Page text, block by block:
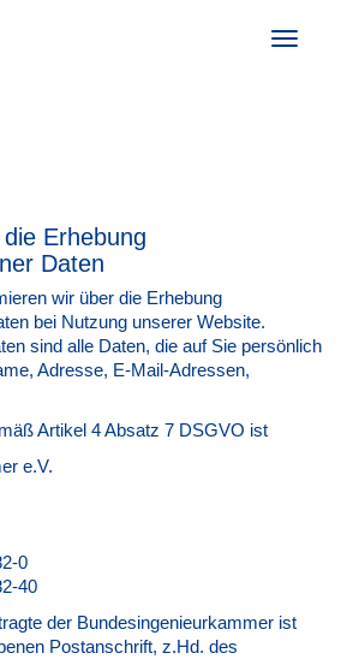
Toggle
Erhebung
Daten
wir über die Erhebung
bei Nutzung unserer Website.
sind alle Daten, die auf Sie persönlich
Adresse, E-Mail-Adressen,
Artikel 4 Absatz 7 DSGVO ist
e.V.
0
40
der Bundesingenieurkammer ist
Postanschrift, z.Hd. des